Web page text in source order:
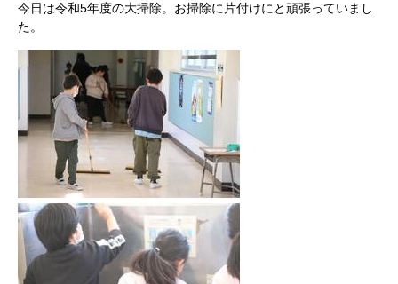
今日は令和5年度の大掃除。お掃除に片付けにと頑張っていまし
た。